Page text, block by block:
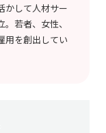
かして人材サー
若者、女性、
用を創出してい